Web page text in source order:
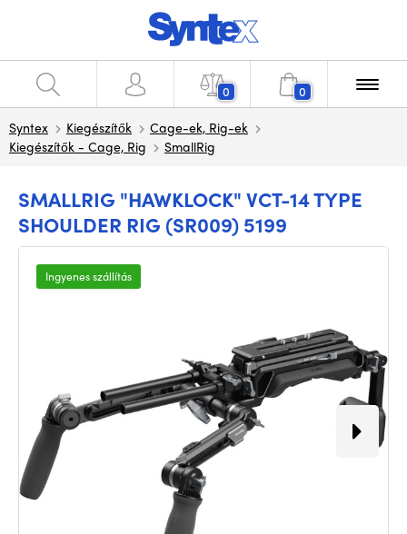
0 0
Syntex Kiegészítők
Cage-ek, Rig-ek
Kiegészítők - Cage, Rig
SmallRig
SMALLRIG "HAWKLOCK" VCT-14 TYPE
SHOULDER RIG (SR009) 5199
Ingyenes szállítás